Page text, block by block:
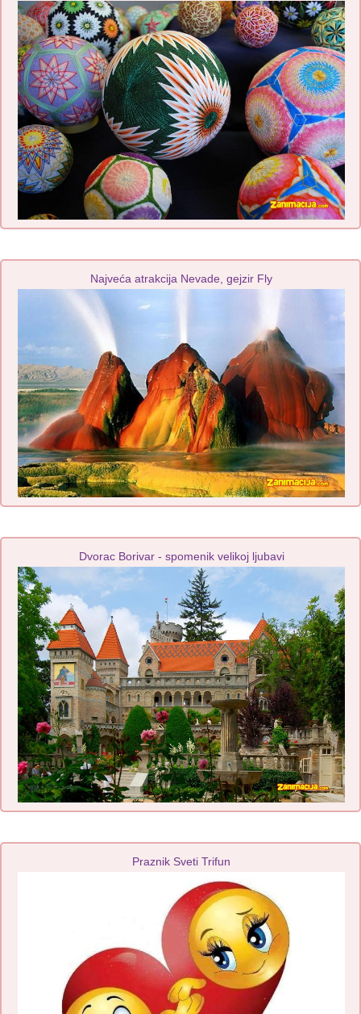
Najveća atrakcija Nevade, gejzir Fly
Dvorac Borivar - spomenik velikoj ljubavi
Praznik Sveti Trifun